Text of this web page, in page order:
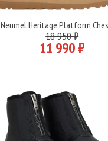
Подробнее
Neumel Heritage Platform
18 950 ₽
11 990 ₽